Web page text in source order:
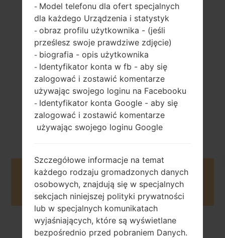
144 gramów (5.04
uncji)
wymienny Li-Ion
2100 mAh
Android 4.4.x
KitKat
Październik, 2014
Buy accessories on Amazon
Strona startowa →Seria →LG F60 →LGD392K
- Model telefonu dla ofert specjalnych
dla każdego Urządzenia i statystyk
- obraz profilu użytkownika - (jeśli
prześlesz swoje prawdziwe zdjęcie)
- biografia - opis użytkownika
- Identyfikator konta w fb - aby się
zalogować i zostawić komentarze
używając swojego loginu na Facebooku
- Identyfikator konta Google - aby się
zalogować i zostawić komentarze
używając swojego loginu Google
Szczegółowe informacje na temat
każdego rodzaju gromadzonych danych
osobowych, znajdują się w specjalnych
sekcjach niniejszej polityki prywatności
lub w specjalnych komunikatach
wyjaśniających, które są wyświetlane
bezpośrednio przed pobraniem Danych.